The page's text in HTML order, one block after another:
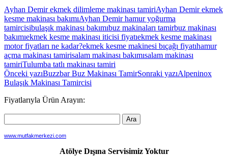
Ayhan Demir ekmek dilimleme makinası tamiriAyhan Demir ekmek
kesme makinası bakımıAyhan Demir hamur yoğurma
tamircisibulaşık makinası bakımıbuz makinaları tamirbuz makinası
bakımıekmek kesme makinası iticisi fiyatıekmek kesme makinası
motor fiyatları ne kadar?ekmek kesme makinesi bıçağı fiyatıhamur
açma makinası tamirisalam makinası bakımısalam makinası
tamiriTulumba tatlı makinası tamiri
Yazı
dolaşımı
Önceki yazıBuzzbar Buz Makinası TamirSonraki yazıAlpeninox
Bulaşık Makinası Tamircisi
Fiyatlarıyla Ürün Arayın:
www.mutfakmerkezi.com
Atölye Dışına Servisimiz Yoktur